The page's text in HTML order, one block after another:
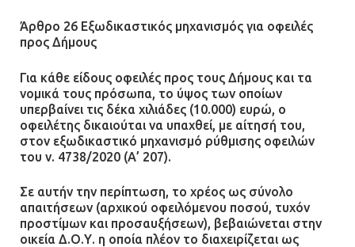
Άρθρο 26 Εξωδικαστικός μηχανισμός για οφειλές
προς Δήμους
Για κάθε είδους οφειλές προς τους Δήμους και τα
νομικά τους πρόσωπα, το ύψος των οποίων
υπερβαίνει τις δέκα χιλιάδες (10.000) ευρώ, ο
οφειλέτης δικαιούται να υπαχθεί, με αίτησή του,
στον εξωδικαστικό μηχανισμό ρύθμισης οφειλών
του ν. 4738/2020 (Α’ 207).
Σε αυτήν την περίπτωση, το χρέος ως σύνολο
απαιτήσεων (αρχικού οφειλόμενου ποσού, τυχόν
προστίμων και προσαυξήσεων), βεβαιώνεται στην
οικεία Δ.Ο.Υ. η οποία πλέον το διαχειρίζεται ως